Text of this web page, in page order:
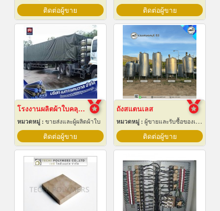
ติดต่อผู้ขาย ติดต่อผู้ขาย
โรงงานผลิตผ้าใบคลุมรถบรรทุก
หมวดหมู่ : ขายส่งและผู้ผลิตผ้าใบ
ติดต่อผู้ขาย
ถังสแตนเลส
หมวดหมู่ : ผู้ขายและรับซื้อของเก่าและเศษเหล็ก
ติดต่อผู้ขาย